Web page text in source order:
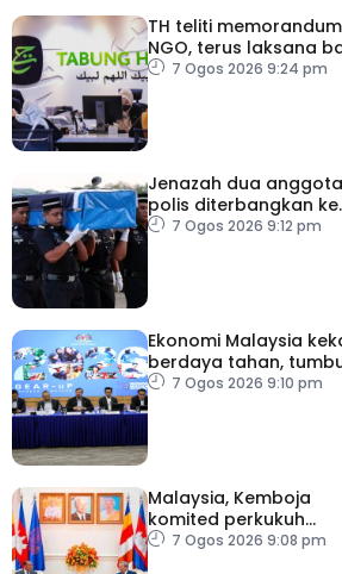
TH teliti memorandum
NGO, terus laksana
syor RCI
7 Ogos 2026 9:24 pm
Jenazah dua anggota
polis diterbangkan ke
Kelantan
7 Ogos 2026 9:12 pm
Ekonomi Malaysia
berdaya tahan,
5.6 peratus
7 Ogos 2026 9:10 pm
Malaysia, Kemboja
komited perkukuh
kerjasama pertahanan
7 Ogos 2026 9:08 pm